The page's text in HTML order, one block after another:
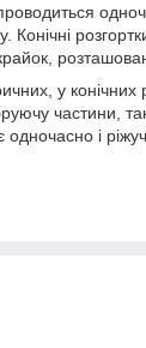
у конічних
частини,
одночасно і